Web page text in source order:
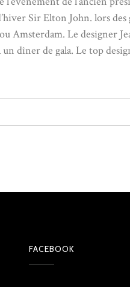
Sir Elton John. lors
Amsterdam. Le designer
dîner de gala. Le top
FACEBOOK